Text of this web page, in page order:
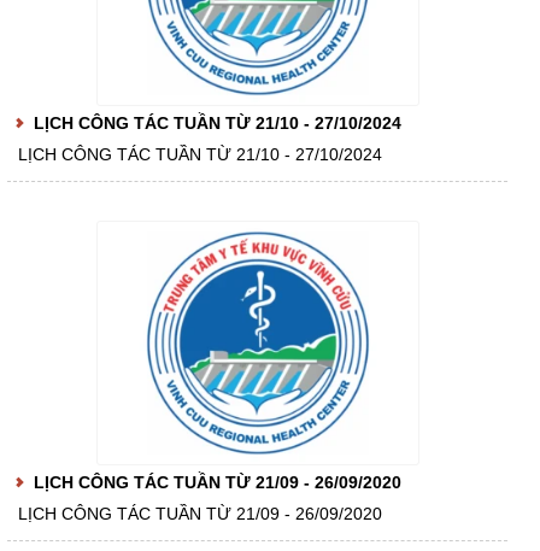
LỊCH CÔNG TÁC TUẦN TỪ 21/10 - 27/10/2024
LỊCH CÔNG TÁC TUẦN TỪ 21/10 - 27/10/2024
LỊCH CÔNG TÁC TUẦN TỪ 21/09 - 26/09/2020
LỊCH CÔNG TÁC TUẦN TỪ 21/09 - 26/09/2020